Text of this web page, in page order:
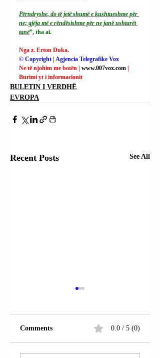
Përndryshe, do të jetë shumë e kushtueshme për
ne; gjëja më e rëndësishme për ne janë ushtarët
tanë”, tha ai.
Nga z. Erton Duka.
© Copyright | Agjencia Telegrafike Vox
Ne të njohim me botën | www.007vox.com |
Burimi yt i informacionit
BULETIN I VERDHË
EVROPA
Recent Posts See All
Comments 0.0 / 5 (0)